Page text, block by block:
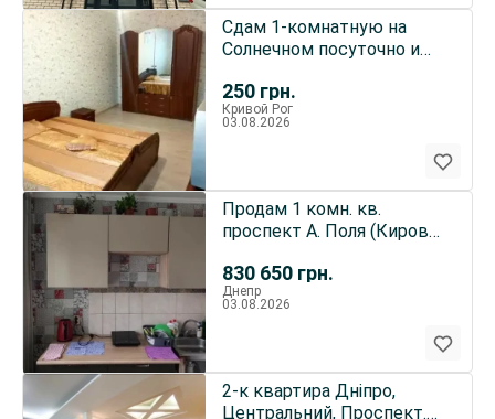
250 грн.
Сдам 1-комнатную на
Солнечном посуточно и
Кривой Рог
03.08.2026
830 650 грн.
Продам 1 комн. кв.
проспект А. Поля (Кирова)
Днепр
03.08.2026
2-к квартира Дніпро,
Центральний, Проспект.